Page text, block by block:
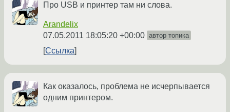
Про USB и принтер там ни слова.
Arandelix
07.05.2011 18:05:20 +00:00 автор топика
Ссылка
Как оказалось, проблема не исчерпывается
одним принтером.